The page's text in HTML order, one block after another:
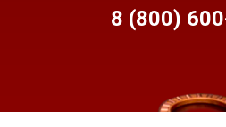
8 (800)